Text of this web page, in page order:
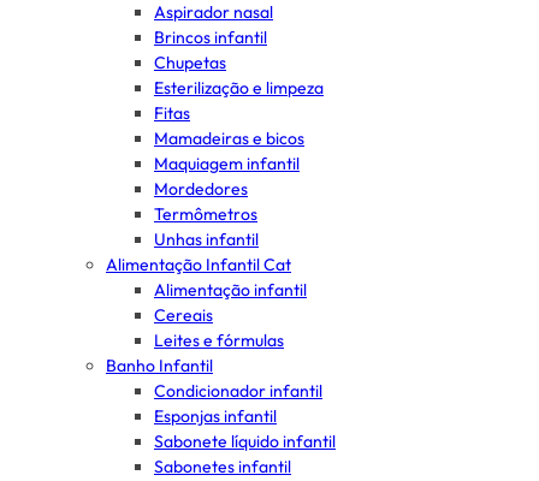
Aspirador nasal
Brincos infantil
Chupetas
Esterilização e limpeza
Fitas
Mamadeiras e bicos
Maquiagem infantil
Mordedores
Termômetros
Unhas infantil
Alimentação Infantil Cat
Alimentação infantil
Cereais
Leites e fórmulas
Banho Infantil
Condicionador infantil
Esponjas infantil
Sabonete líquido infantil
Sabonetes infantil